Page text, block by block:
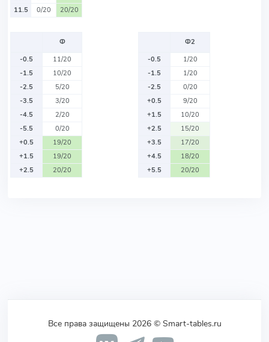
11.5
0/20 20/20
Ф
-0.5
11/20
-1.5
10/20
-2.5
5/20
-3.5
3/20
-4.5
2/20
-5.5
0/20
+0.5
19/20
+1.5
19/20
+2.5
20/20
Ф2
-0.5
1/20
-1.5
1/20
-2.5
0/20
+0.5
9/20
+1.5
10/20
+2.5
15/20
+3.5
17/20
+4.5
18/20
+5.5
20/20
Все права защищены 2026 © Smart-tables.ru